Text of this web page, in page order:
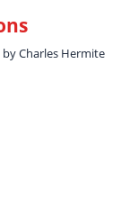
Charles Hermite